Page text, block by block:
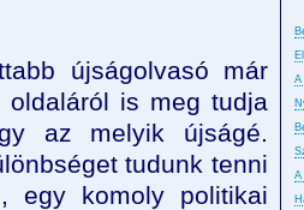
A
A
újságolvasó már
is meg tudja
az melyik újságé.
tudunk tenni
egy komoly politikai